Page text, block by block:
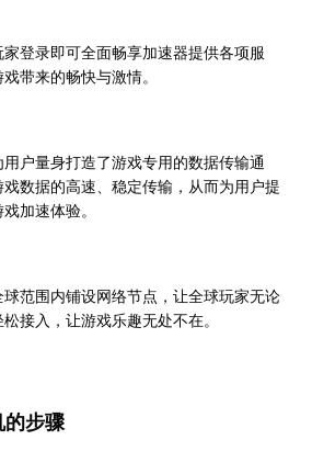
家登录即可全面畅享加速器提供各项服
带来的畅快与激情。
用户量身打造了游戏专用的数据传输通
数据的高速、稳定传输，从而为用户提
加速体验。
球范围内铺设网络节点，让全球玩家无论
接入，让游戏乐趣无处不在。
的步骤